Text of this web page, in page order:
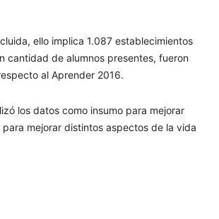
ello implica 1.087 establecimientos
cantidad de alumnos presentes, fueron
al Aprender 2016.
los datos como insumo para mejorar
mejorar distintos aspectos de la vida